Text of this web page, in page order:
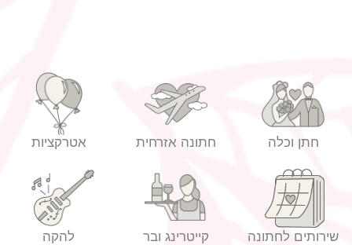
חתן וכלה חתונה אזרחית אטרקציות
שירותים לחתונה קייטרינג ובר להקה